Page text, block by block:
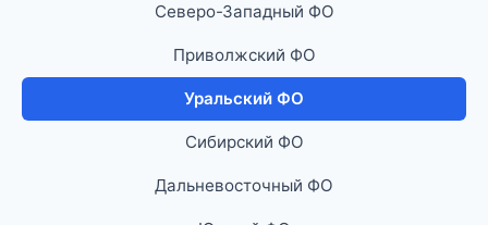
Северо-Западный ФО
Приволжский ФО
Уральский ФО
Сибирский ФО
Дальневосточный ФО